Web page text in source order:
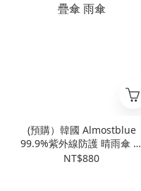
(預購）韓國 Almostblue
99.9%紫外線防護 晴雨傘 摺
疊傘 雨傘
NT$880